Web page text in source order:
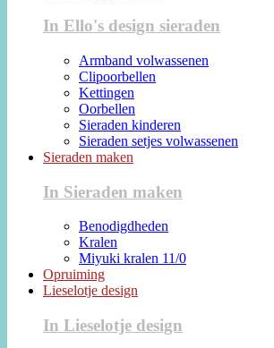
In Ello's design sieraden
Armband volwassenen
Clipoorbellen
Kettingen
Oorbellen
Sieraden kinderen
Sieraden setjes volwassenen
Sieraden maken
In Sieraden maken
Benodigdheden
Kralen
Miyuki kralen 11/0
Opruiming
Lieselotje design
In Lieselotje design